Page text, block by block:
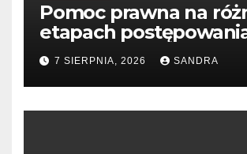
Pomoc prawna na
etapach
7 SIERPNIA, 2026 SANDRA